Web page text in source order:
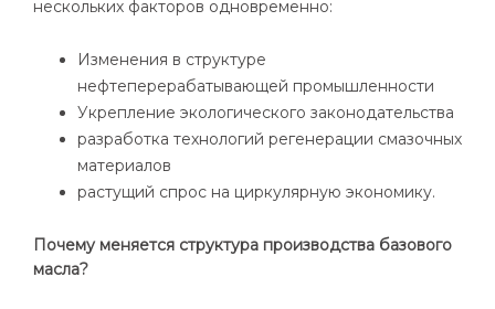
нескольких факторов одновременно:
Изменения в структуре
нефтеперерабатывающей промышленности
Укрепление экологического законодательства
разработка технологий регенерации смазочных
материалов
растущий спрос на циркулярную экономику.
Почему меняется структура производства базового
масла?